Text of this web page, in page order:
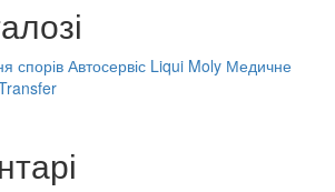
спорів Автосервіс Liqui Moly Медичне